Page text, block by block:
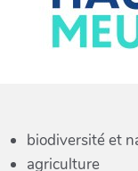
biodiversité et
agriculture